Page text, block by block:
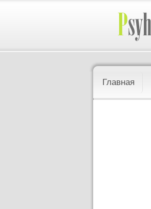
Главная